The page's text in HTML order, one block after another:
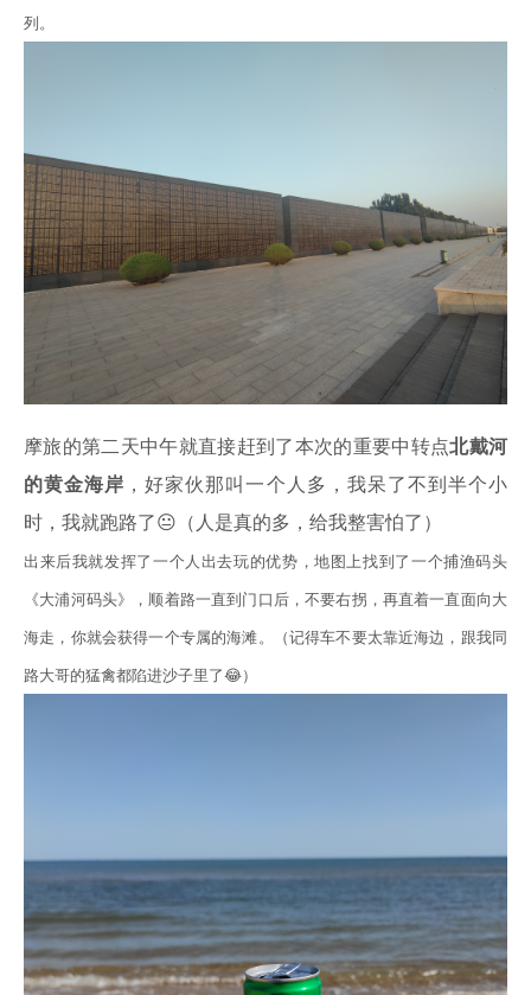
列。
摩旅的第二天中午就直接赶到了本次的重要中转点北戴河
的黄金海岸 ，好家伙那叫一个人多，我呆了不到半个小
时，我就跑路了😐（人是真的多，给我整害怕了）
出来后我就发挥了一个人出去玩的优势，地图上找到了一个捕渔码头
《大浦河码头》，顺着路一直到门口后，不要右拐，再直着一直面向大
海走，你就会获得一个专属的海滩。（记得车不要太靠近海边，跟我同
路大哥的猛禽都陷进沙子里了😂）